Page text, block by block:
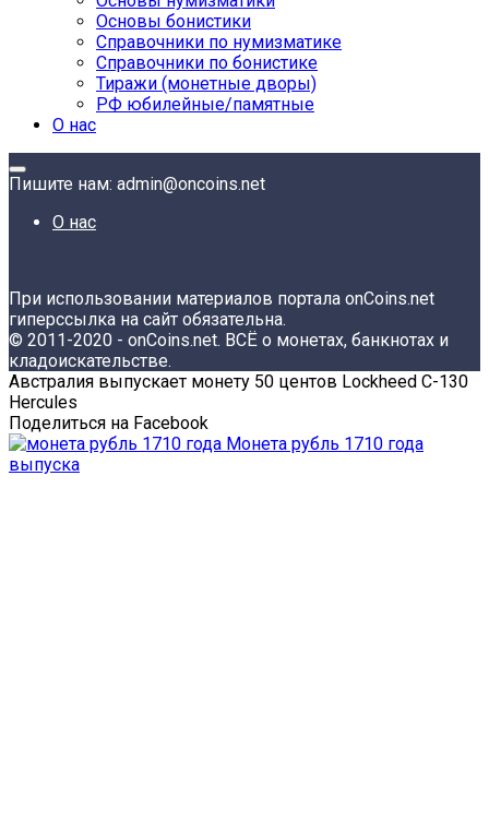
Основы бонистики
Справочники по нумизматике
Справочники по бонистике
Тиражи (монетные дворы)
РФ юбилейные/памятные
О нас
Пишите нам: admin@oncoins.net
О нас
При использовании материалов портала onCoins.net
гиперссылка на сайт обязательна.
© 2011-2020 - onCoins.net. ВСЁ о монетах, банкнотах и
кладоискательстве.
Австралия выпускает монету 50 центов Lockheed C-130
Hercules
Поделиться на Facebook
Монета рубль 1710 года
выпуска